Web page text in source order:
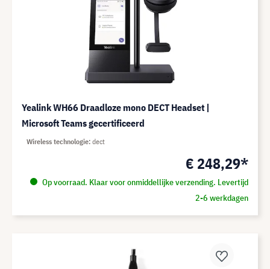
Yealink WH66 Draadloze mono DECT Headset |
Microsoft Teams gecertificeerd
€ 248,29*
Op voorraad. Klaar voor onmiddellijke verzending. Levertijd
2-6 werkdagen
Wireless technologie dect